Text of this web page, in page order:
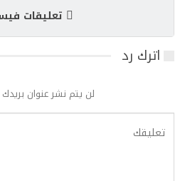
تعليقات
اترك رد
لن يتم نشر عنوان بريدك